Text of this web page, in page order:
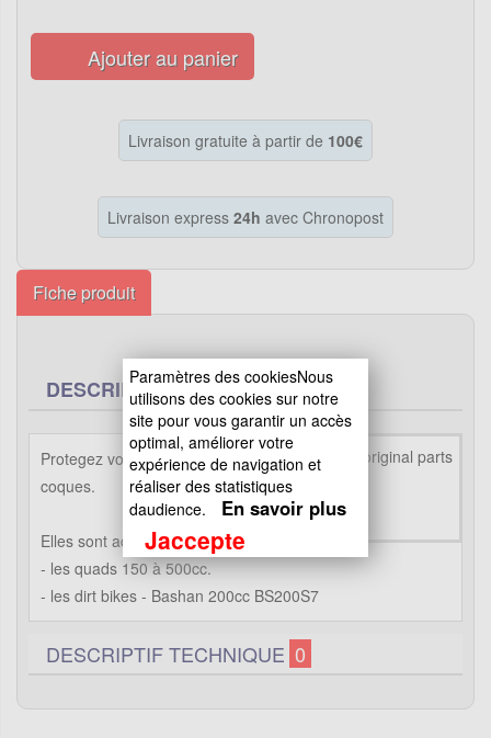
Ajouter au panier
Livraison gratuite à partir de 100€
Livraison express 24h avec Chronopost
Fiche produit
DESCRIPTION
Protegez vos mains en installant ces
coques.
Elles sont adaptable sur :
- les quads 150 à 500cc.
- les dirt bikes - Bashan 200cc BS200S7
DESCRIPTIF TECHNIQUE 0
Paramètres des cookiesNous
utilisons des cookies sur notre
site pour vous garantir un accès
optimal, améliorer votre
expérience de navigation et
réaliser des statistiques
daudience.
En savoir plus
Jaccepte